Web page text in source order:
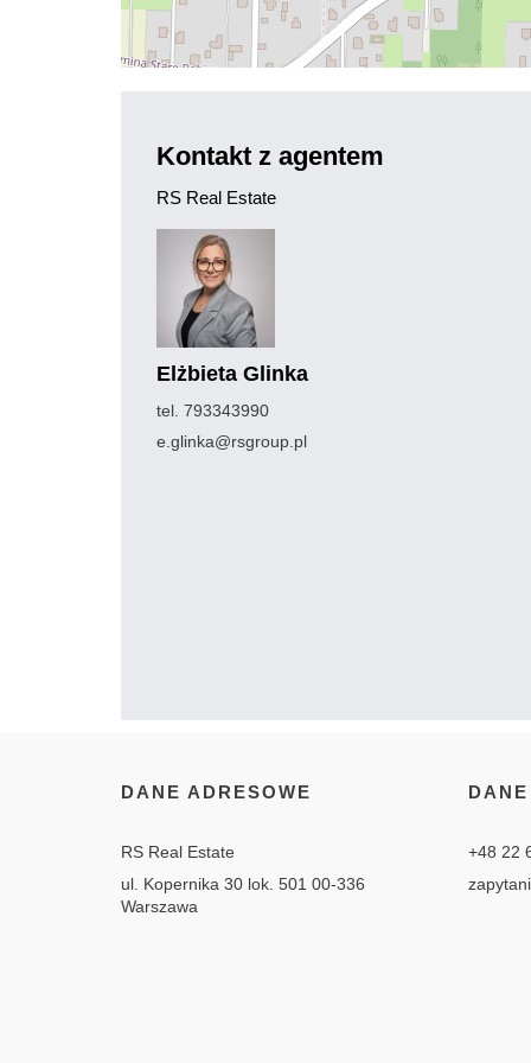
Kontakt z agentem
RS Real Estate
Elżbieta Glinka
tel. 793343990
e.glinka@rsgroup.pl
DANE ADRESOWE
RS Real Estate
ul. Kopernika 30 lok. 501 00-336
Warszawa
+48 22